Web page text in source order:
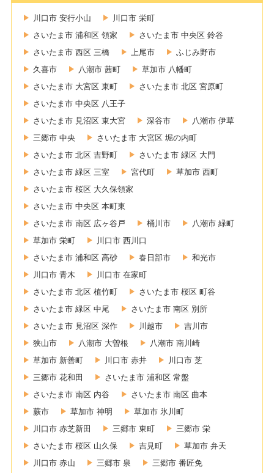
川口市 安行小山
川口市 栄町
さいたま市 浦和区 領家
さいたま市 中央区 鈴谷
さいたま市 西区 三橋
上尾市
ふじみ野市
久喜市
八潮市 茜町
草加市 八幡町
さいたま市 大宮区 東町
さいたま市 北区 宮原町
さいたま市 中央区 八王子
さいたま市 見沼区 東大宮
深谷市
八潮市 伊草
三郷市 中央
さいたま市 大宮区 堀の内町
さいたま市 北区 吉野町
さいたま市 緑区 大門
さいたま市 緑区 三室
宮代町
草加市 西町
さいたま市 桜区 大久保領家
さいたま市 中央区 本町東
さいたま市 南区 広ヶ谷戸
桶川市
八潮市 緑町
草加市 栄町
川口市 西川口
さいたま市 浦和区 高砂
春日部市
和光市
川口市 青木
川口市 在家町
さいたま市 北区 植竹町
さいたま市 桜区 町谷
さいたま市 緑区 中尾
さいたま市 南区 別所
さいたま市 見沼区 深作
川越市
吉川市
狭山市
八潮市 大曽根
八潮市 南川崎
草加市 新善町
川口市 赤井
川口市 芝
三郷市 花和田
さいたま市 浦和区 常盤
さいたま市 南区 内谷
さいたま市 南区 曲本
蕨市
草加市 神明
草加市 氷川町
川口市 赤芝新田
三郷市 東町
三郷市 栄
さいたま市 桜区 山久保
吉見町
草加市 弁天
川口市 赤山
三郷市 泉 三郷市 番匠免